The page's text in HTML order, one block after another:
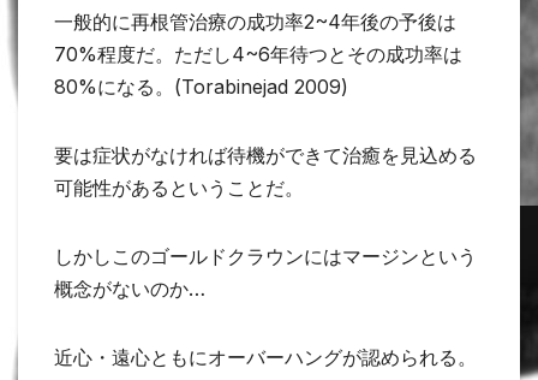
一般的に再根管治療の成功率2~4年後の予後は
70%程度だ。ただし4~6年待つとその成功率は
80%になる。(Torabinejad 2009)
要は症状がなければ待機ができて治癒を見込める
可能性があるということだ。
しかしこのゴールドクラウンにはマージンという
概念がないのか…
近心・遠心ともにオーバーハングが認められる。